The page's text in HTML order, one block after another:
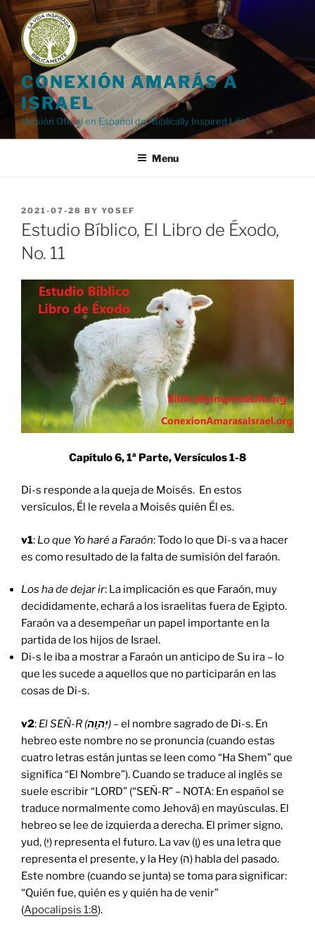
Skip
to
content
CONEXIÓN AMARÁS A
ISRAEL
Versión Oficial en Español de "Biblically Inspired Life"
Menu
POSTED
ON
2021-07-28 BY YOSEF
Estudio Bíblico, El Libro de Éxodo,
No. 11
Capítulo 6, 1ª Parte, Versículos1-8
Di-s responde a la queja de Moisés. En estos
versículos, Él le revela a Moisés quién Él es.
v1: Lo que Yo haré a Faraón: Todo lo que Di-s va a hacer
es como resultado de la falta de sumisión del faraón.
Los ha de dejar ir: La implicación es que Faraón, muy
decididamente, echará a los israelitas fuera de Egipto.
Faraón va a desempeñar un papel importante en la
partida de los hijos de Israel.
Di-s le iba a mostrar a Faraón un anticipo de Su ira – lo
que les sucede a aquellos que no participarán en las
cosas de Di-s.
v2: El SEÑ-R (יְהוָֽה) – el nombre sagrado de Di-s. En
hebreo este nombre no se pronuncia (cuando estas
cuatro letras están juntas se leen como “Ha Shem” que
significa “El Nombre”). Cuando se traduce al inglés se
suele escribir “LORD” (“SEÑ-R” – NOTA: En español se
traduce normalmente como Jehová) en mayúsculas. El
hebreo se lee de izquierda a derecha. El primer signo,
yud, (יְ) representa el futuro. La vav (וָֽ) es una letra que
representa el presente, y la Hey (ה) habla del pasado.
Este nombre (cuando se junta) se toma para significar:
“Quién fue, quién es y quién ha de venir”
(Apocalipsis 1:8).